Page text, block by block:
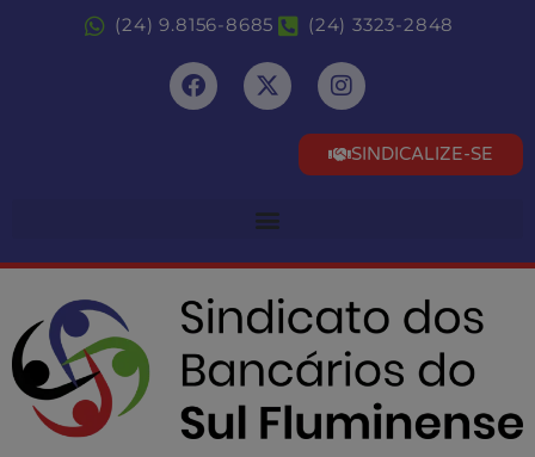
(24) 9.8156-8685 (24) 3323-2848
SINDICALIZE-SE